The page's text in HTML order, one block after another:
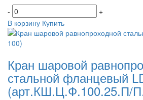
-
+
В корзину Купить
Кран шаровой
стальной фланцевый
(арт.КШ.Ц.Ф.100.25.П/